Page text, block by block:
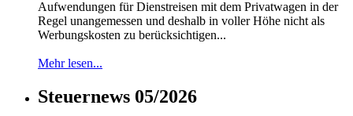
Aufwendungen für Dienstreisen mit dem Privatwagen in der
Regel unangemessen und deshalb in voller Höhe nicht als
Werbungskosten zu berücksichtigen...
Mehr lesen...
Steuernews 05/2026